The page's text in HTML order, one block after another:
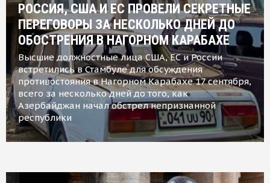
РОССИЯ, США И ЕС ПРОВЕЛИ СЕКРЕТНЫЕ
ПЕРЕГОВОРЫ ЗА НЕСКОЛЬКО ДНЕЙ ДО
ОБОСТРЕНИЯ В НАГОРНОМ КАРАБАХЕ
Высшие должностные лица США, ЕС и России
встретились в Стамбуле для обсуждения
противостояния в Нагорном Карабахе 17 сентября,
всего за несколько дней до того, как
Азербайджан начал обстрел непризнанной
республики